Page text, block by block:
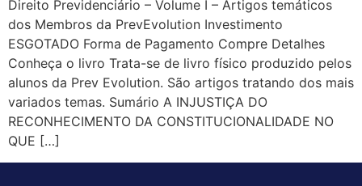
Direito Previdenciário – Volume I – Artigos temáticos
dos Membros da PrevEvolution Investimento
ESGOTADO Forma de Pagamento Compre Detalhes
Conheça o livro Trata-se de livro físico produzido pelos
alunos da Prev Evolution. São artigos tratando dos mais
variados temas. Sumário A INJUSTIÇA DO
RECONHECIMENTO DA CONSTITUCIONALIDADE NO
QUE […]